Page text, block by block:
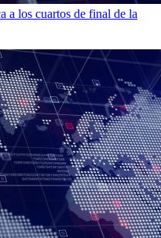
a los cuartos de final de la